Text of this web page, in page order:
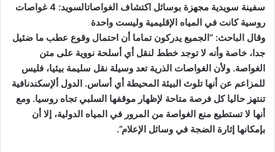
سفينة سويدية مجهزة بوسائل اكتشاف الغواصاتالسويد: 4 غواصات
روسية كانت في المياه الإقليمية وليست واحدة
وقال الباحث: “الجميع يدركون تماما أن احتمال وقوع عطب ما ضئيل
جدا، خاصة وأنه لا توجد خطط لنقل أي أسلحة نووية على متن
الغواصة. ولأن الغواصات الذرية تعد وسيلة نقل سليمة بيئيا، فليس
للمزاعم عن أنها تلوث البيئة المحيطة أي أساس. الدول ألإسكندنافية
تنتهز حاليا كل فرصة متاحة لإظهار موقفها السلبي تجاه روسيا. ومع
أنها لا تستطيع منع الغواصة من المرور في المياه الدولية، إلا أن
بإمكانها إثارة الضجة في وسائل الإعلام”.